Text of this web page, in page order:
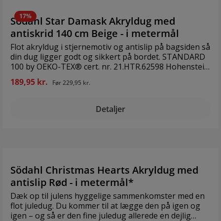
Størrelse: 140 cm bred, længde efter ønskeMateriale:
100% bomuld
17%
Södahl Star Damask Akryldug med
antiskrid 140 cm Beige - i metermål
Flot akryldug i stjernemotiv og antislip på bagsiden så
din dug ligger godt og sikkert på bordet. STANDARD
100 by OEKO-TEX® cert. nr. 21.HTR.62598 Hohenstein
HTTI Brand: Södahl Størrelse: 140 cm bred, længde
efter ønske Materiale: 100% bomuld Prisen er angivet
ønsker. Angiv derfor venligst hvor lang du ønsker
dugen. Indtast f.eks. 2,5 i indtastningsfeltet "Antal",
indtastningsfeltet "Antal" og skrive de ønskede
længder på dugene i ovenstående kommentarfeltet.
189,95 kr. Før229,95 kr.
Detaljer
Södahl Christmas Hearts Akryldug med
antislip Rød - i metermål*
Dæk op til julens hyggelige sammenkomster med en
flot juledug. Du kommer til at lægge den på igen og
igen – og så er den fine juledug allerede en dejlig